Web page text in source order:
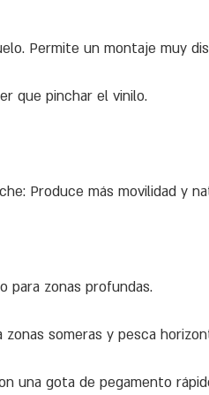
Permite un montaje muy
que pinchar el vinilo.
Produce más movilidad y
para zonas profundas.
someras y pesca
una gota de pegamento